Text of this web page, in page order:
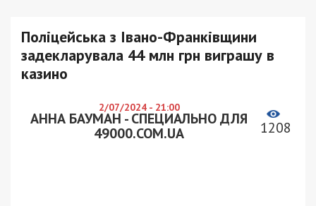
Поліцейська з Івано-Франківщини
задекларувала 44 млн грн виграшу в
казино
2/07/2024 - 21:00
АННА БАУМАН - СПЕЦИАЛЬНО ДЛЯ
49000.COM.UA
1208